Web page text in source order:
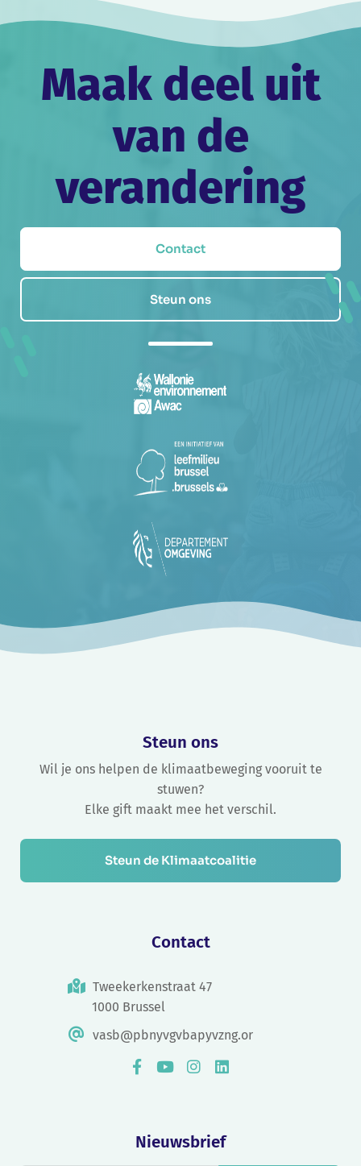
Maak deel uit
van de
verandering
Contact
Steun ons
Steun ons
Wil je ons helpen de klimaatbeweging vooruit te
stuwen?
Elke gift maakt mee het verschil.
Steun de Klimaatcoalitie
Contact
Tweekerkenstraat 47
1000 Brussel
vasb@pbnyvgvbapyvzng.or
Nieuwsbrief